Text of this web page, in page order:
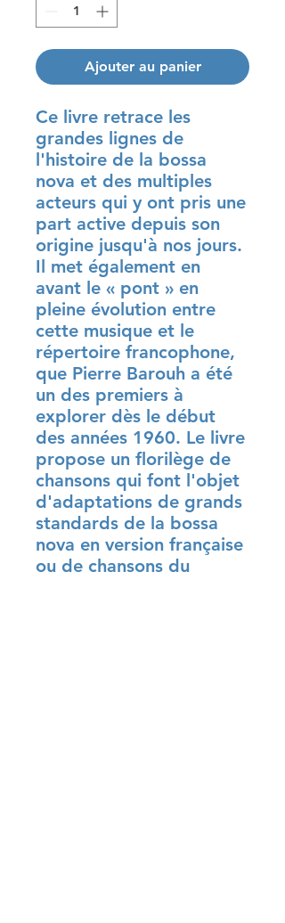
Ajouter au panier
Ce livre retrace les
grandes lignes de
l'histoire de la bossa
nova et des multiples
acteurs qui y ont pris une
part active depuis son
origine jusqu'à nos jours.
Il met également en
avant le « pont » en
pleine évolution entre
cette musique et le
répertoire francophone,
que Pierre Barouh a été
un des premiers à
explorer dès le début
des années 1960. Le livre
propose un florilège de
chansons qui font l'objet
d'adaptations de grands
standards de la bossa
nova en version française
ou de chansons du